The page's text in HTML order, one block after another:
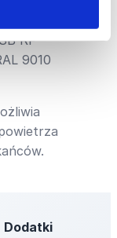
RF
9010
Dodatki